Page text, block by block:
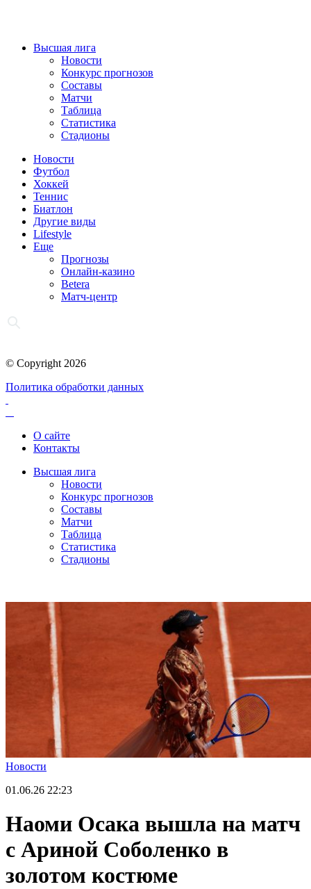
Высшая лига
Новости
Конкурс прогнозов
Составы
Матчи
Таблица
Статистика
Стадионы
Новости
Футбол
Хоккей
Теннис
Биатлон
Другие виды
Lifestyle
Еще
Прогнозы
Онлайн-казино
Betera
Матч-центр
© Copyright 2026
Политика обработки данных
О сайте
Контакты
Высшая лига
Новости
Конкурс прогнозов
Составы
Матчи
Таблица
Статистика
Стадионы
Новости
01.06.26 22:23
Наоми Осака вышла на матч
с Ариной Соболенко в
золотом костюме